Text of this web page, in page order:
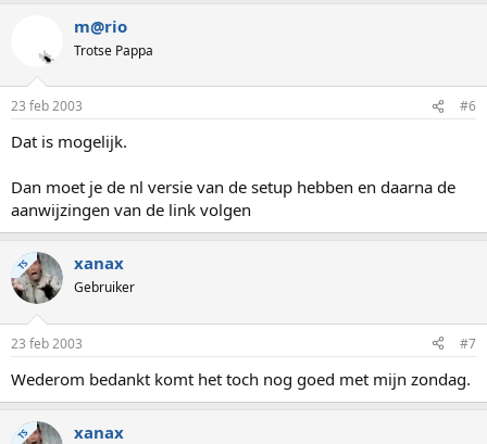
m@rio
Trotse Pappa
23 feb 2003 #6
Dat is mogelijk.
Dan moet je de nl versie van de setup hebben en daarna de
aanwijzingen van de link volgen
TS xanax
Gebruiker
23 feb 2003 #7
Wederom bedankt komt het toch nog goed met mijn zondag.
TS xanax